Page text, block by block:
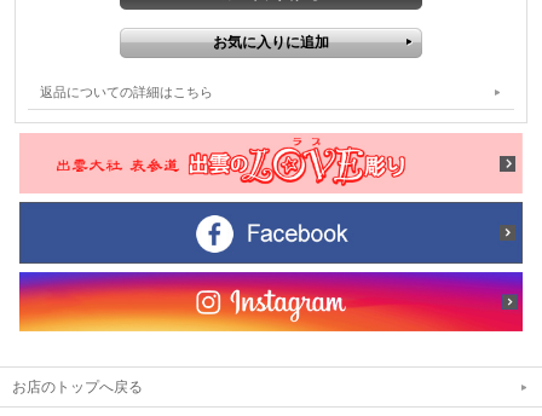
返品についての詳細はこちら
お店のトップへ戻る